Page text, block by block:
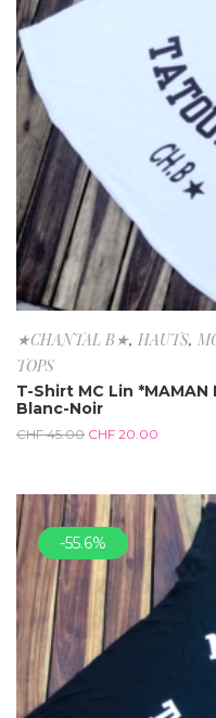
★CHANTAL B★, HAUTS,
TOPS
T-Shirt MC Lin *MAMAN
Blanc-Noir
CHF45.00 CHF 20.00
-55.6%